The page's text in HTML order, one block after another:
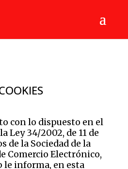
con lo dispuesto en el
Ley 34/2002, de 11 de
de la Sociedad de la
Comercio Electrónico,
le informa, en esta